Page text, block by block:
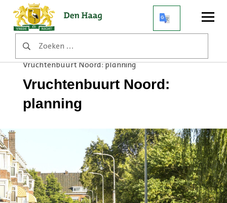
naar:
Open
Vruchtenbuurt Noord:
planning
Vruchtenbuurt Noord: nieuw riool
Vruchtenbuurt Noord: planning